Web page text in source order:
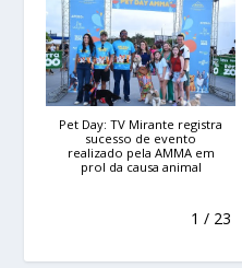
Pet Day: TV Mirante registra
sucesso de evento
realizado pela AMMA em
prol da causa animal
1 / 23